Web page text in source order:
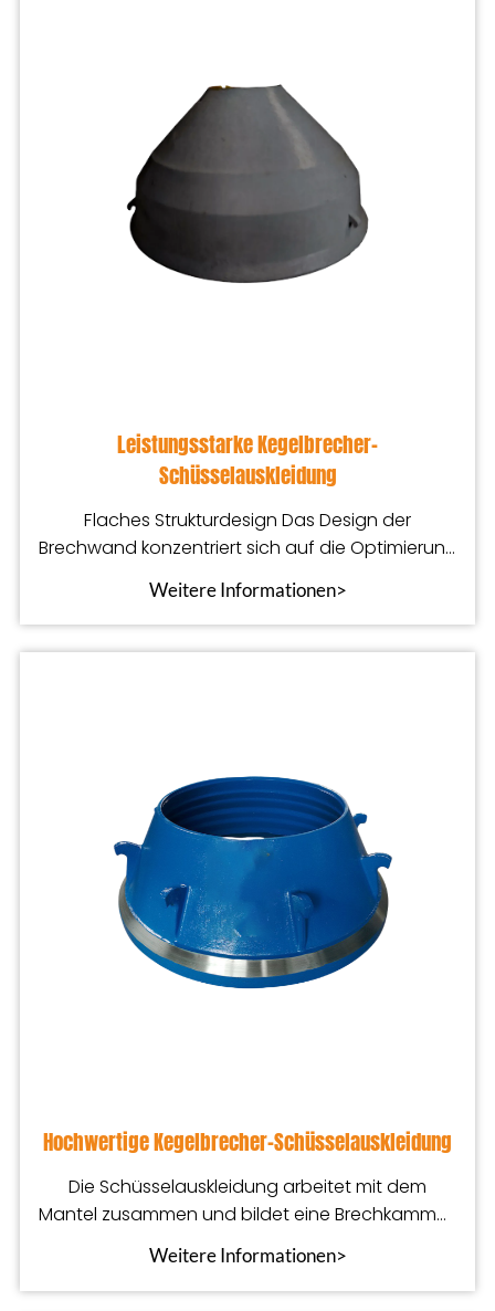
Leistungsstarke Kegelbrecher-
Schüsselauskleidung
Flaches Strukturdesign Das Design der
Brechwand konzentriert sich auf die Optimierung
Weitere Informationen>
Hochwertige Kegelbrecher-Schüsselauskleidung
Die Schüsselauskleidung arbeitet mit dem
Mantel zusammen und bildet eine Brechkammer,
in der das Material zerkleinert wird
Weitere Informationen>